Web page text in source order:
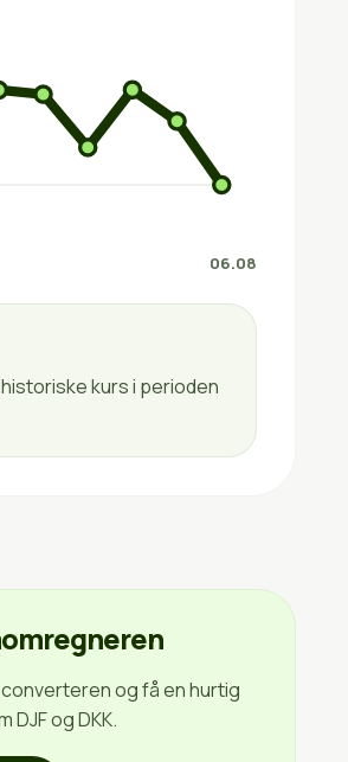
06.08
kurs i perioden
og få en hurtig
DJF og DKK.